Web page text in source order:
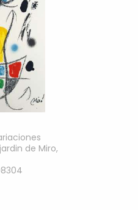
de Miro,